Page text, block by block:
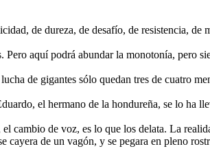
de dureza, de desafío, de resistencia, de
aquí podrá abundar la monotonía, pero
de gigantes sólo quedan tres de cuatro
el hermano de la hondureña, se lo ha
cambio de voz, es lo que los delata. La
cayera de un vagón, y se pegara en pleno